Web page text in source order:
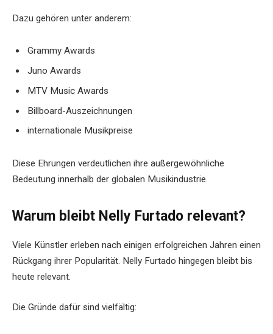
Dazu gehören unter anderem:
Grammy Awards
Juno Awards
MTV Music Awards
Billboard-Auszeichnungen
internationale Musikpreise
Diese Ehrungen verdeutlichen ihre außergewöhnliche
Bedeutung innerhalb der globalen Musikindustrie.
Warum bleibt Nelly Furtado relevant?
Viele Künstler erleben nach einigen erfolgreichen Jahren einen
Rückgang ihrer Popularität. Nelly Furtado hingegen bleibt bis
heute relevant.
Die Gründe dafür sind vielfältig: